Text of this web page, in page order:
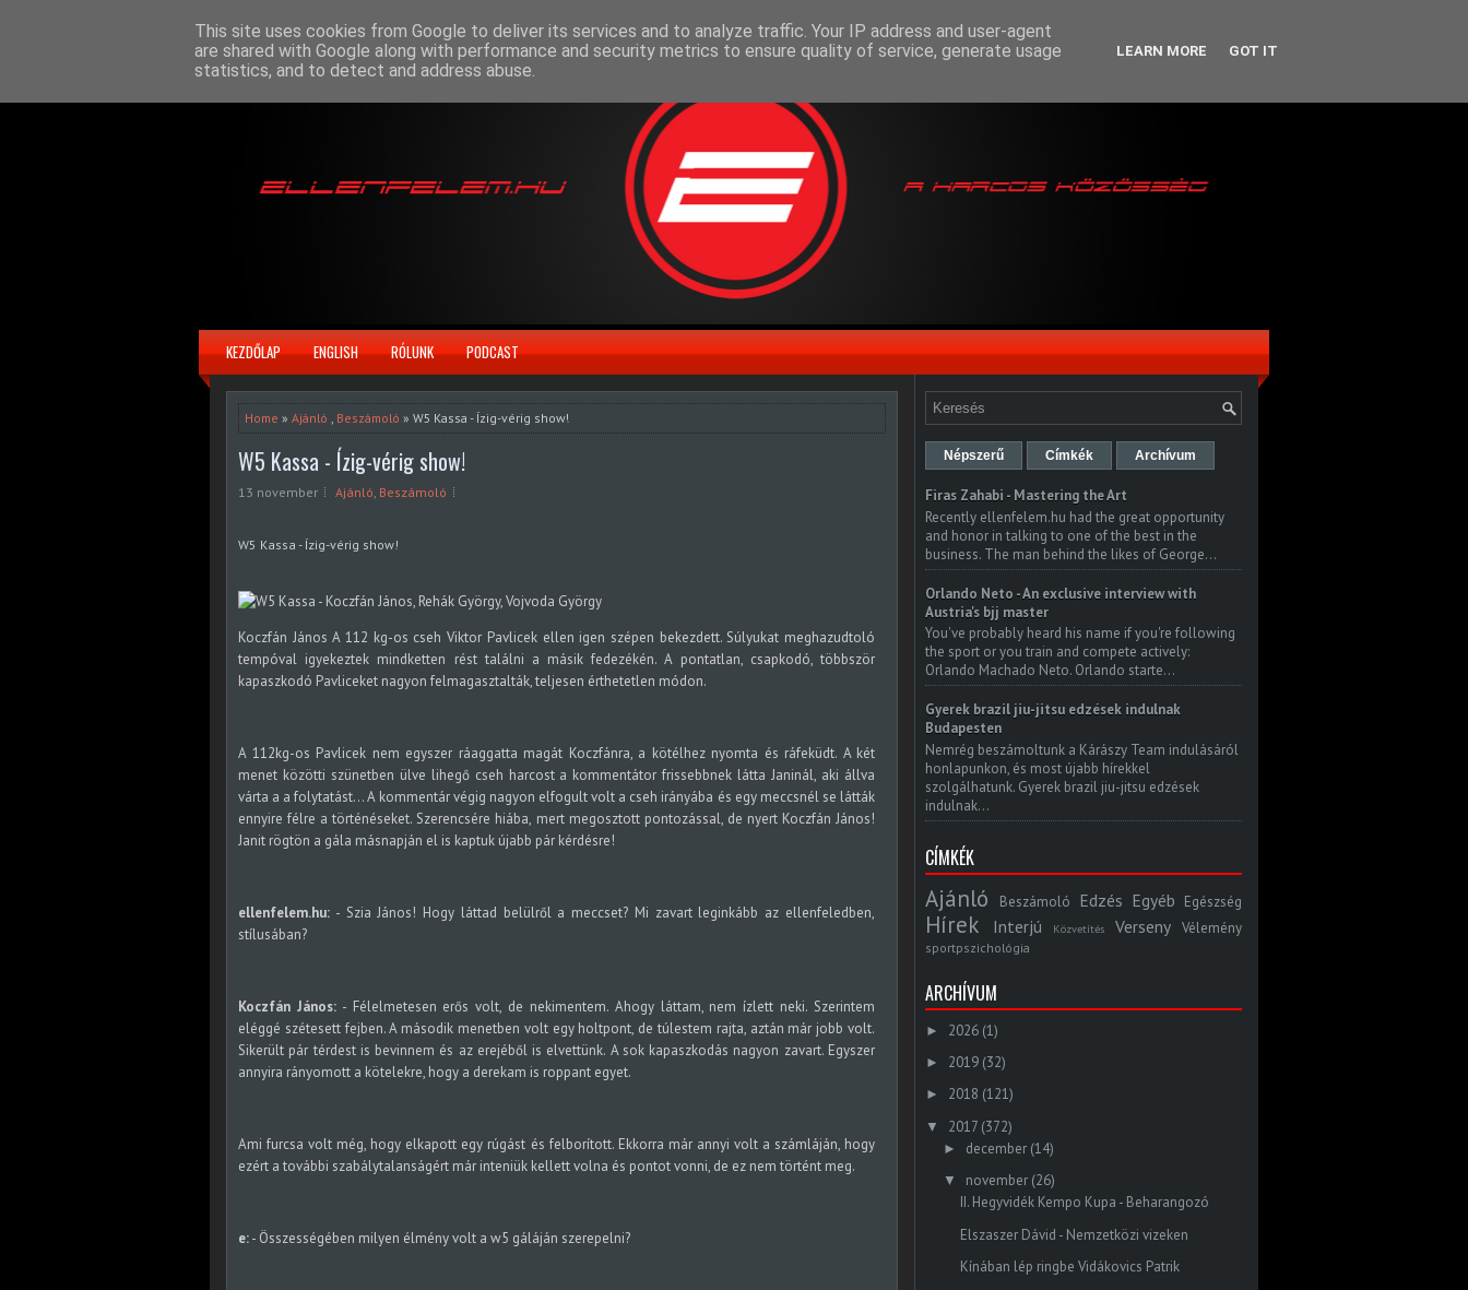
KEZDŐLAP ENGLISH RÓLUNK PODCAST
Home » Ajánló , Beszámoló » W5 Kassa - Ízig-vérig show!
W5 Kassa - Ízig-vérig show!
13 november Ajánló, Beszámoló
W5 Kassa - Ízig-vérig show!
Koczfán János A 112 kg-os cseh Viktor Pavlicek ellen igen szépen bekezdett. Súlyukat meghazudtoló
tempóval igyekeztek mindketten rést találni a másik fedezékén. A pontatlan, csapkodó, többször
kapaszkodó Pavliceket nagyon felmagasztalták, teljesen érthetetlen módon.
A 112kg-os Pavlicek nem egyszer ráaggatta magát Koczfánra, a kötélhez nyomta és ráfeküdt. A két
menet közötti szünetben ülve lihegő cseh harcost a kommentátor frissebbnek látta Janinál, aki állva
várta a a folytatást... A kommentár végig nagyon elfogult volt a cseh irányába és egy meccsnél se látták
ennyire félre a történéseket. Szerencsére hiába, mert megosztott pontozással, de nyert Koczfán János!
Janit rögtön a gála másnapján el is kaptuk újabb pár kérdésre!
ellenfelem.hu: - Szia János! Hogy láttad belülről a meccset? Mi zavart leginkább az ellenfeledben,
stílusában?
Koczfán János:- Félelmetesen erős volt, de nekimentem. Ahogy láttam, nem ízlett neki. Szerintem
eléggé szétesett fejben. A második menetben volt egy holtpont, de túlestem rajta, aztán már jobb volt.
Sikerült pár térdest is bevinnem és az erejéből is elvettünk. A sok kapaszkodás nagyon zavart. Egyszer
annyira rányomott a kötelekre, hogy a derekam is roppant egyet.
Ami furcsa volt még, hogy elkapott egy rúgást és felborított. Ekkorra már annyi volt a számláján, hogy
ezért a további szabálytalanságért már inteniük kellett volna és pontot vonni, de ez nem történt meg.
e:- Összességében milyen élmény volt a w5 gáláján szerepelni?
Népszerű Címkék Archívum
Firas Zahabi - Mastering the Art
Recently ellenfelem.hu had the great opportunity
and honor in talking to one of the best in the
business. The man behind the likes of George...
Orlando Neto - An exclusive interview with
Austria's bjj master
You've probably heard his name if you're following
the sport or you train and compete actively:
Orlando Machado Neto. Orlando starte...
Gyerek brazil jiu-jitsu edzések indulnak
Budapesten
Nemrég beszámoltunk a Kárászy Team indulásáról
honlapunkon, és most újabb hírekkel
szolgálhatunk. Gyerek brazil jiu-jitsu edzések
indulnak...
CÍMKÉK
Ajánló Beszámoló Edzés Egyéb Egészség
Hírek Interjú Közvetítés Verseny Vélemény
sportpszichológia
ARCHÍVUM
► 2026 (1)
► 2019 (32)
► 2018 (121)
▼ 2017 (372)
► december (14)
▼ november (26)
II. Hegyvidék Kempo Kupa - Beharangozó
Elszaszer Dávid - Nemzetközi vizeken
Kínában lép ringbe Vidákovics Patrik
This site uses cookies from Google to deliver its services and to analyze traffic. Your IP address and user-agent
are shared with Google along with performance and security metrics to ensure quality of service, generate usage
statistics, and to detect and address abuse.
LEARN MORE GOT IT